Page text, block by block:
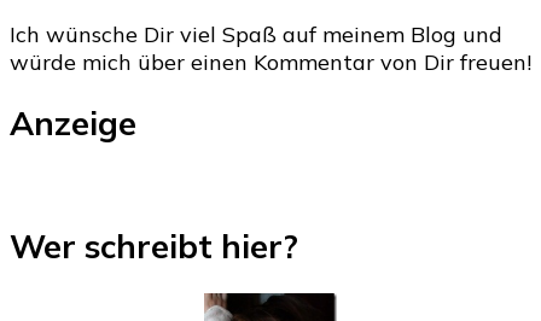
Ich wünsche Dir viel Spaß auf meinem Blog und
würde mich über einen Kommentar von Dir freuen!
Anzeige
Wer schreibt hier?